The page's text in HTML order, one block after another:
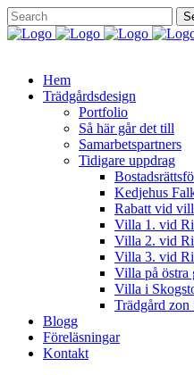
Hem
Trädgårdsdesign
Portfolio
Så här går det till
Samarbetspartners
Tidigare uppdrag
Kedjehus
Rabatt vid
Villa 1. vid
Villa 2. vid
Villa 3. vid
Villa på östra
Villa i
Trädgård zon
Blogg
Föreläsningar
Kontakt